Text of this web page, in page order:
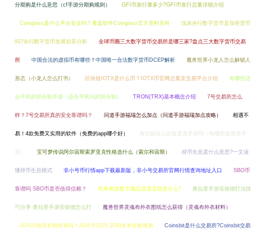
分期购是什么意思（cf手游分期购规则） GFI币发行量多少?GFI币发行总量详细介绍
Coinglass是什么平台安全吗？看盘软件Coinglass官方资料百科 浅谈央行数字货币是加密货币
吗?央行数字货币发展前景分析 全球币圈三大数字货币交易所是哪三家?盘点三大数字货币交易
所 中国合法的虚拟币有哪些？中国唯一合法数字货币DCEP解析 魔兽世界小龙人怎么解锁人
形态（小龙人怎么打书） 区块链IOTX是什么币？IOTX币官网总量及交易平台介绍 有哪些适
合平民的回合制手游（适合平民玩的回合制） TRON(TRX)基本概念介绍 7号交易所怎么
样？7号交易所真的安全靠谱吗？ 问道手游福瑞怎么加点（问道手游福瑞加点攻略） 相遇不
易！4款免费又实用的软件（免费的app哪个好） 有比较良心的放置类手游吗（有哪些放置类手
游） 宝可梦传说阿尔宙斯索罗亚克性格选什么（索尔和宙斯） 持币生息是什么意思?一文读
懂持币生息模式 非小号币行情app下载最新版，非小号交易所官网行情查询地址入口 SBO币
靠谱吗 SBO币是否值得信赖？ 简单阐述数字藏品清退流程是什么? 奥拉星手游安彼德打法技
巧分享 奥拉星手游安彼德怎么打 魔兽世界灵魂布外衣图纸怎么获得（灵魂布外衣材料）
ADA币值得长期持有吗？ADA币2025-2030未来价格预测 Coinsbit是什么交易所?Coinsbit交易